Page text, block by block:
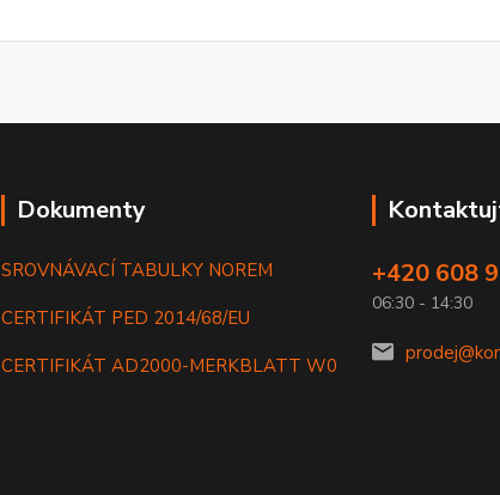
Dokumenty
SROVNÁVACÍ TABULKY NOREM
CERTIFIKÁT PED 2014/68/EU
CERTIFIKÁT AD2000-MERKBLATT W0
+420 608
06:30 - 14:30